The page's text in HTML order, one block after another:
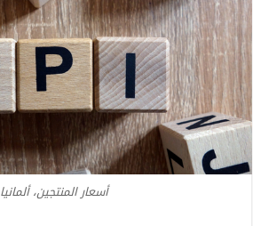
أسعار المنتجين، ألمانيا